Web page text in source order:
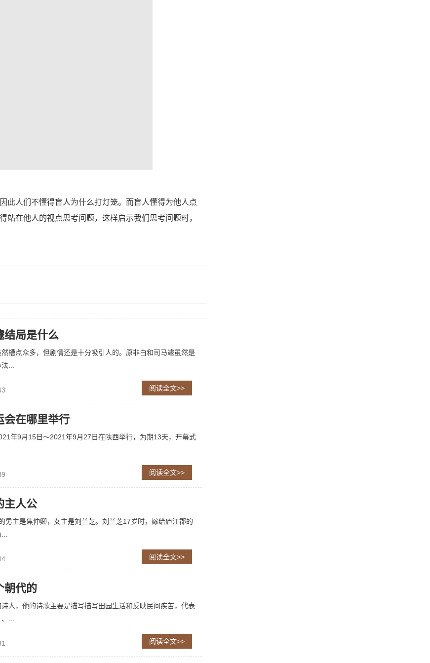
此人们不懂得盲人为什么打灯笼。而盲人懂得为他人点
在他人的视点思考问题，这样启示我们思考问题时，
结局是什么
然槽点众多，但剧情还是十分吸引人的。原非白和司马遽虽然是
...
阅读全文>>
会在哪里举行
年9月15日～2021年9月27日在陕西举行，为期13天，开幕式
阅读全文>>
主人公
男主是焦仲卿，女主是刘兰芝。刘兰芝17岁时，嫁给庐江郡的
阅读全文>>
朝代的
人，他的诗歌主要是描写描写田园生活和反映民间疾苦，代表
...
阅读全文>>